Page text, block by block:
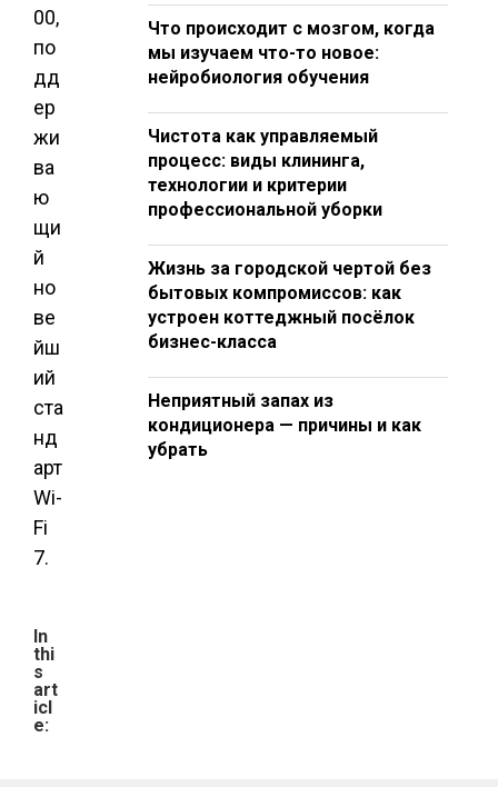
00,
по
дд
ер
жи
ва
ю
щи
й
но
ве
йш
ий
ста
нд
арт
Wi-
Fi
7.
In
thi
s
art
icl
e:
Что происходит с мозгом, когда
мы изучаем что-то новое:
нейробиология обучения
Чистота как управляемый
процесс: виды клининга,
технологии и критерии
профессиональной уборки
Жизнь за городской чертой без
бытовых компромиссов: как
устроен коттеджный посёлок
бизнес-класса
Неприятный запах из
кондиционера — причины и как
убрать